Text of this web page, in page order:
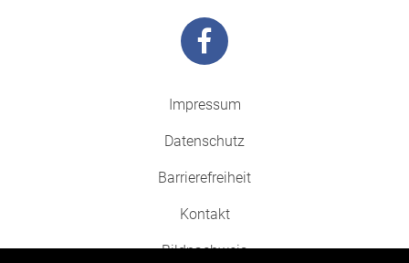
Impressum
Datenschutz
Barrierefreiheit
Kontakt
Bildnachweis